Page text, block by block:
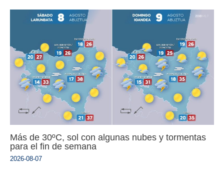
Más de 30ºC, sol con algunas nubes y tormentas
para el fin de semana
2026-08-07